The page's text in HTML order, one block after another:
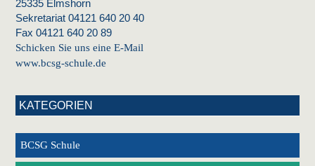
25335 Elmshorn
Sekretariat 04121 640 20 40
Fax 04121 640 20 89
Schicken Sie uns eine E-Mail
www.bcsg-schule.de
KATEGORIEN
BCSG Schule